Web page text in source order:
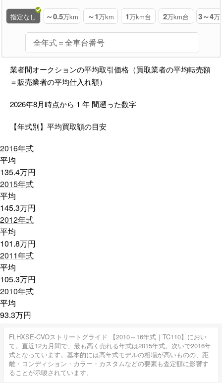
指定なし ～0.5万km ～1万km 1万km台 2万km台 3～4万
業者間オークションの平均取引価格（買取業者の平均転売額
＝販売業者の平均仕入れ額）
2026年8月時点から 1 年 間遡った数字
【年式別】平均買取額の目安
2016年式
平均
135.4万円
2015年式
平均
145.3万円
2012年式
平均
101.8万円
2011年式
平均
105.3万円
2010年式
平均
93.3万円
FLHXSE-CVOストリートグライド 【2010～16年式｜TC110】におい
て。直近12カ月間で、最も高く売れる年式は2015年式。次いで2016年
式となっています。基本的には高年式モデルの相場が高いものの、距
離・コンディション・カラー・カスタムなどの要素も査定額に影響す
ることが示唆されています。